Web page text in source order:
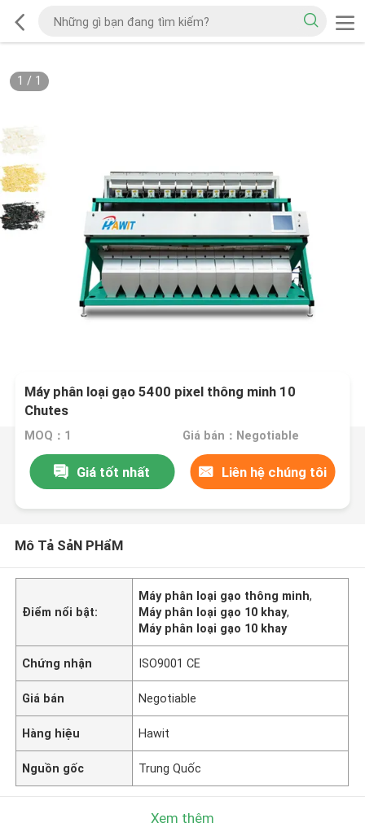
1 / 1
Máy phân loại gạo 5400 pixel thông minh 10
Chutes
MOQ：1 Giá bán：Negotiable
Giá tốt nhất Liên hệ chúng tôi
Mô Tả SảN PHẩM
Điểm nổi bật:
Máy phân loại gạo thông minh,
Máy phân loại gạo 10 khay,
Máy phân loại gạo 10 khay
Chứng nhận ISO9001 CE
Giá bán Negotiable
Hàng hiệu Hawit
Nguồn gốc Trung Quốc
Xem thêm